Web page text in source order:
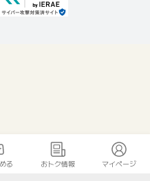
る おトク情報 マイページ